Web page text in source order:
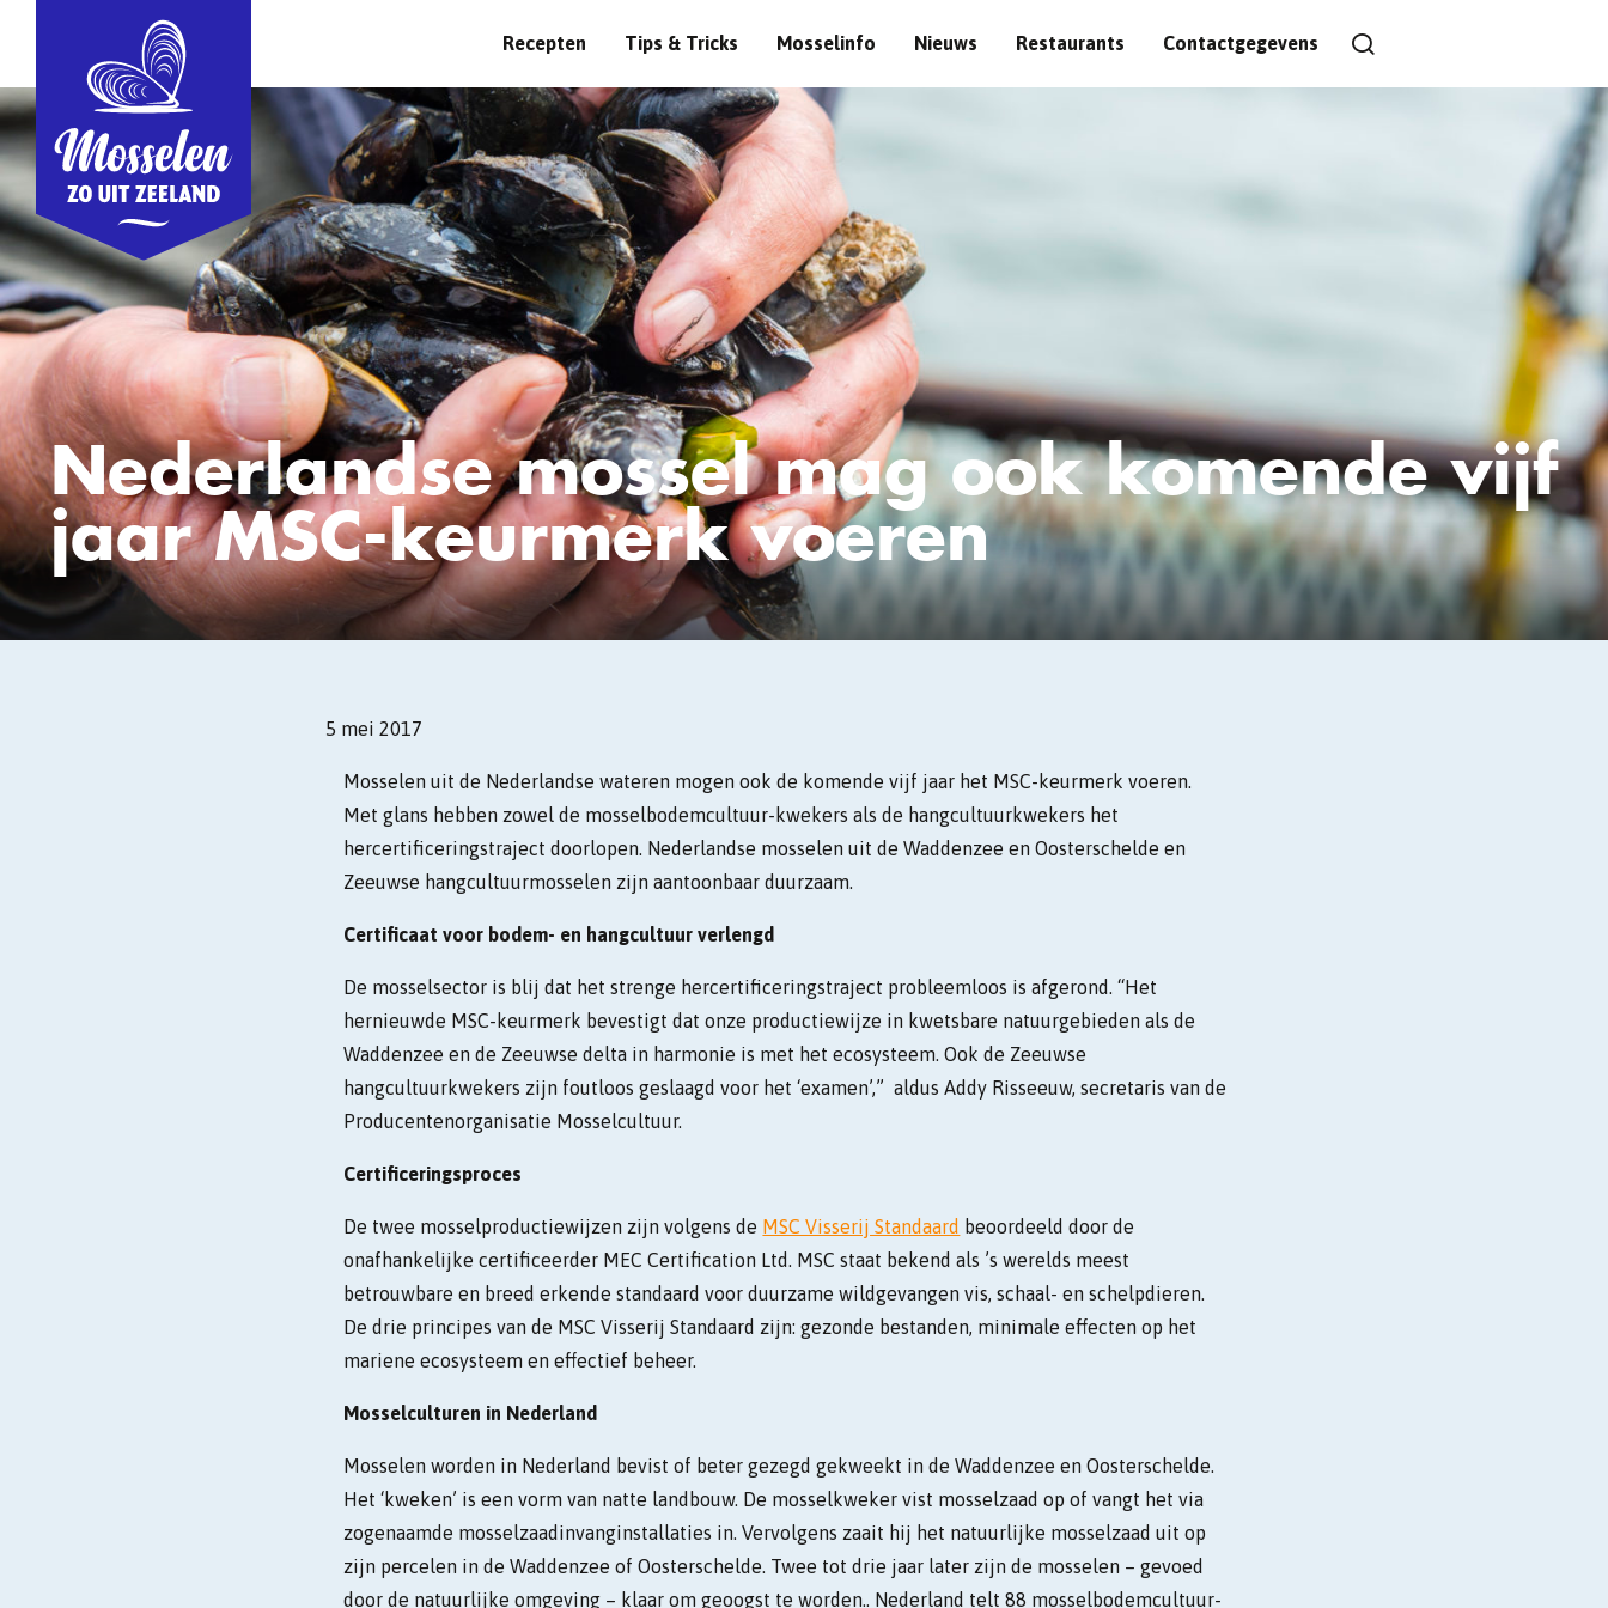
Recepten Tips & Tricks Mosselinfo Nieuws Restaurants Contactgegevens
Nederlandse mossel mag ook komende vijf
jaar MSC-keurmerk voeren
5 mei 2017
Mosselen uit de Nederlandse wateren mogen ook de komende vijf jaar het MSC-keurmerk voeren.
Met glans hebben zowel de mosselbodemcultuur-kwekers als de hangcultuurkwekers het
hercertificeringstraject doorlopen. Nederlandse mosselen uit de Waddenzee en Oosterschelde en
Zeeuwse hangcultuurmosselen zijn aantoonbaar duurzaam.
Certificaat voor bodem- en hangcultuur verlengd
De mosselsector is blij dat het strenge hercertificeringstraject probleemloos is afgerond. “Het
hernieuwde MSC-keurmerk bevestigt dat onze productiewijze in kwetsbare natuurgebieden als de
Waddenzee en de Zeeuwse delta in harmonie is met het ecosysteem. Ook de Zeeuwse
hangcultuurkwekers zijn foutloos geslaagd voor het ‘examen’,” aldus Addy Risseeuw, secretaris van de
Producentenorganisatie Mosselcultuur.
Certificeringsproces
De twee mosselproductiewijzen zijn volgens de MSC Visserij Standaard beoordeeld door de
onafhankelijke certificeerder MEC Certification Ltd. MSC staat bekend als ’s werelds meest
betrouwbare en breed erkende standaard voor duurzame wildgevangen vis, schaal- en schelpdieren.
De drie principes van de MSC Visserij Standaard zijn: gezonde bestanden, minimale effecten op het
mariene ecosysteem en effectief beheer.
Mosselculturen in Nederland
Mosselen worden in Nederland bevist of beter gezegd gekweekt in de Waddenzee en Oosterschelde.
Het ‘kweken’ is een vorm van natte landbouw. De mosselkweker vist mosselzaad op of vangt het via
zogenaamde mosselzaadinvanginstallaties in. Vervolgens zaait hij het natuurlijke mosselzaad uit op
zijn percelen in de Waddenzee of Oosterschelde. Twee tot drie jaar later zijn de mosselen – gevoed
door de natuurlijke omgeving – klaar om geoogst te worden.. Nederland telt 88 mosselbodemcultuur-